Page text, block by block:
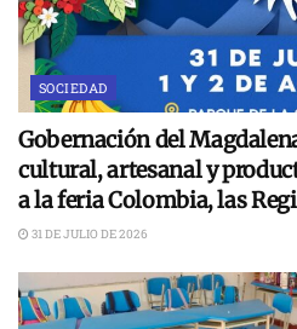
SOCIEDAD
Gobernación del
cultural, artesanal y
a la feria Colombia, las
31 DE JULIO DE 2026